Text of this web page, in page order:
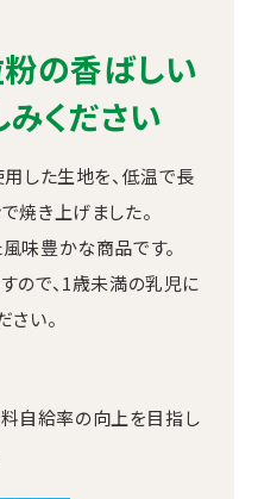
の香ばしい
ください
した生地を、低温で長
焼き上げました。
味豊かな商品です。
ので、1歳未満の乳児に
さい。
料自給率の向上を目指し